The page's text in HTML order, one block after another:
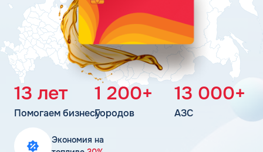
Получить консультацию
13 лет
Помогаем бизнесу
1 200+
Городов
13 000+
АЗС
Экономия на